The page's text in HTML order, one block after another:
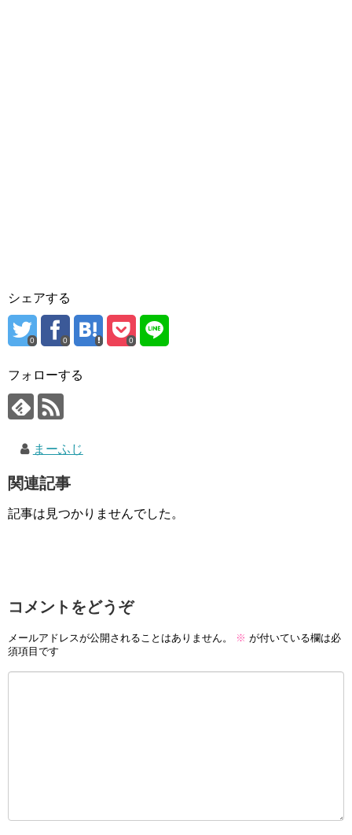
シェアする
0 0 0
フォローする
まーふじ
関連記事
記事は見つかりませんでした。
コメントをどうぞ
メールアドレスが公開されることはありません。 ※ が付いている欄は必
須項目です